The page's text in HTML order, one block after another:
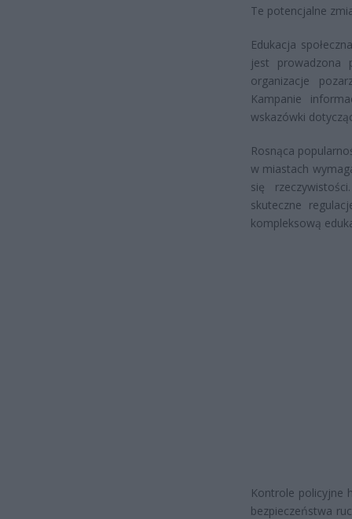
Te potencjalne
Edukacja
jest prowadzona
organizacje
Kampanie
wskazówki
Rosnąca
w miastach
się
skuteczne
kompleksową
Kontrole policyjne
bezpieczeństwa